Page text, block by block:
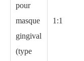
pour
masque
gingival
(type
1:1